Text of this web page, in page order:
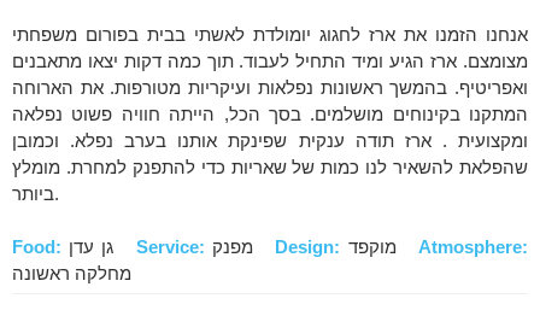
אנחנו הזמנו את ארז לחגוג יומולדת לאשתי בבית בפורום משפחתי
מצומצם. ארז הגיע ומיד התחיל לעבוד. תוך כמה דקות יצאו מתאבנים
ואפריטיף. בהמשך ראשונות נפלאות ועיקריות מטורפות. את הארוחה
המתקנו בקינוחים מושלמים. בסך הכל, הייתה חוויה פשוט נפלאה
ומקצועית . ארז תודה ענקית שפינקת אותנו בערב נפלא. וכמובן
שהפלאת להשאיר לנו כמות של שאריות כדי להתפנק למחרת. מומלץ
ביותר.
Food: Service: Design:
Atmosphere:
מחלקה ראשונה